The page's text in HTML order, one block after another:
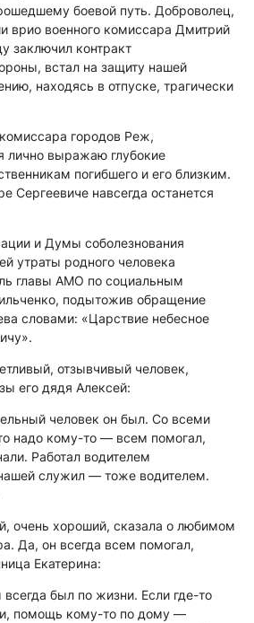
боевой путь. Доброволец,
врио военного комиссара Дмитрий
заключил контракт
встал на защиту нашей
находясь в отпуске, трагически
городов Реж,
лично выражаю глубокие
погибшего и его близким.
Сергеевиче навсегда останется
и Думы соболезнования
утраты родного человека
главы АМО по социальным
подытожив обращение
словами: «Царствие небесное
отзывчивый человек,
его дядя Алексей:
человек он был. Со всеми
надо кому-то — всем помогал,
Работал водителем
служил — тоже водителем.
очень хороший, сказала о любимом
Да, он всегда всем помогал,
Екатерина:
был по жизни. Если где-то
помощь кому-то по дому —